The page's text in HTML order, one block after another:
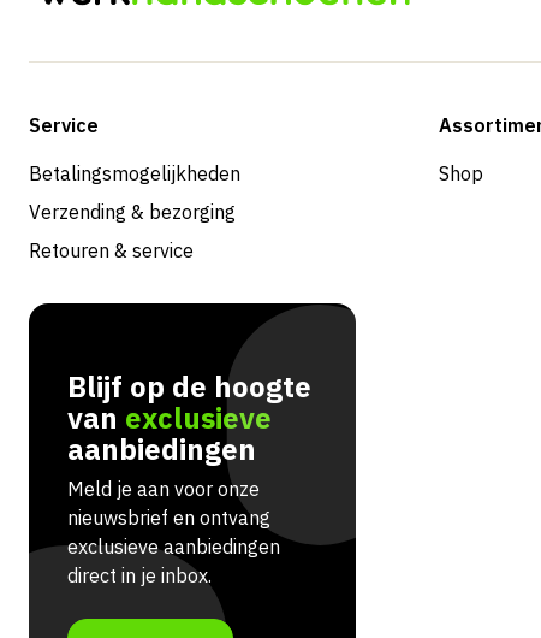
Service
Betalingsmogelijkheden
Verzending & bezorging
Retouren & service
Shop
Blijf op de hoogte
van exclusieve
aanbiedingen
Meld je aan voor onze
nieuwsbrief en ontvang
exclusieve aanbiedingen
direct in je inbox.